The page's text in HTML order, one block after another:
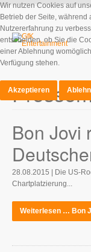
Bon Jovi
28.08.2015 | Die US-
Chartplatzierung...
Weiterlesen … Bon
Wir nutzen Cookies auf
Betrieb der Seite,
Nutzererfahrung zu
entscheiden, ob Sie die
einer Ablehnung
Verfügung stehen.
Akzeptieren